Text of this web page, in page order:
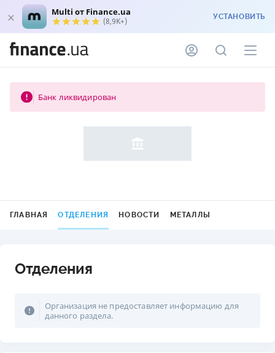
Multi от Finance.ua
(8,9K+) УСТАНОВИТЬ
Банк ликвидирован
ГЛАВНАЯ ОТДЕЛЕНИЯ НОВОСТИ МЕТАЛЛЫ
Отделения
Организация не предоставляет информацию для
данного раздела.